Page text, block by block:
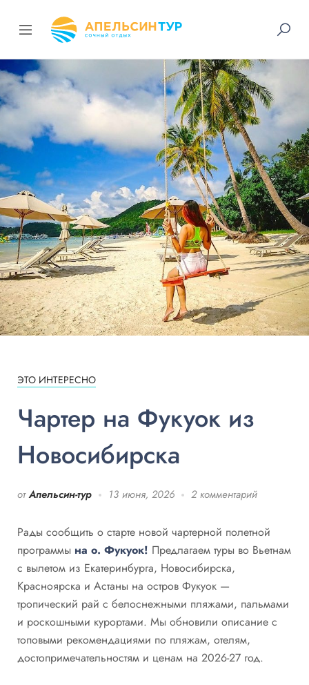
ЭТО ИНТЕРЕСНО
Чартер на Фукуок из
Новосибирска
от Апельсин-тур 13 июня, 2026 2 комментарий
Рады сообщить о старте новой чартерной полетной
программы на о. Фукуок! Предлагаем туры во Вьетнам
с вылетом из Екатеринбурга, Новосибирска,
Красноярска и Астаны на остров Фукуок —
тропический рай с белоснежными пляжами, пальмами
и роскошными курортами. Мы обновили описание с
топовыми рекомендациями по пляжам, отелям,
достопримечательностям и ценам на 2026-27 год.